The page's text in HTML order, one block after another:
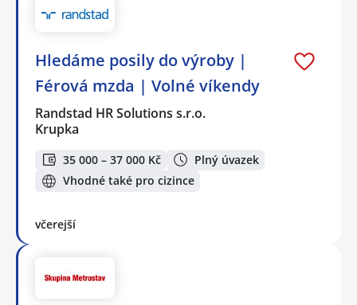
Hledáme posily do výroby |
Férová mzda | Volné víkendy
Randstad HR Solutions s.r.o.
Krupka
35 000 – 37 000 Kč
Plný úvazek
Vhodné také pro cizince
včerejší